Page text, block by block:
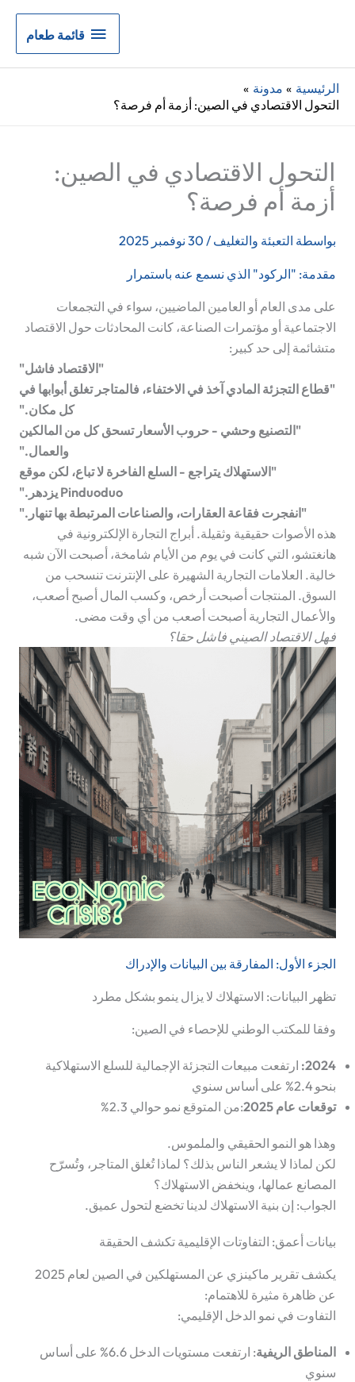
قائمة
طعام
قائمة طعام
الرئيسية
مدونة
التحول الاقتصادي في الصين: أزمة أم فرصة؟
التحول الاقتصادي في الصين:
أزمة أم فرصة؟
بواسطة التعبئة والتغليف / 30 نوفمبر 2025
مقدمة: "الركود" الذي نسمع عنه باستمرار
على مدى العام أو العامين الماضيين، سواء في التجمعات
الاجتماعية أو مؤتمرات الصناعة، كانت المحادثات حول الاقتصاد
متشائمة إلى حد كبير:
"الاقتصاد فاشل"
"قطاع التجزئة المادي آخذ في الاختفاء، فالمتاجر تغلق أبوابها في
كل مكان."
"التصنيع وحشي - حروب الأسعار تسحق كل من المالكين
والعمال."
"الاستهلاك يتراجع - السلع الفاخرة لا تباع، لكن موقع
Pinduoduo يزدهر."
"انفجرت فقاعة العقارات، والصناعات المرتبطة بها تنهار."
هذه الأصوات حقيقية وثقيلة. أبراج التجارة الإلكترونية في
هانغتشو، التي كانت في يوم من الأيام شامخة، أصبحت الآن شبه
خالية. العلامات التجارية الشهيرة على الإنترنت تنسحب من
السوق. المنتجات أصبحت أرخص، وكسب المال أصبح أصعب،
والأعمال التجارية أصبحت أصعب من أي وقت مضى.
فهل الاقتصاد الصيني فاشل حقا؟
الجزء الأول: المفارقة بين البيانات والإدراك
تظهر البيانات: الاستهلاك لا يزال ينمو بشكل مطرد
وفقا للمكتب الوطني للإحصاء في الصين:
2024
: ارتفعت مبيعات التجزئة الإجمالية للسلع الاستهلاكية
بنحو2.4%
على أساس سنوي
توقعات عام 2025
:من المتوقع نمو حوالي 2.3%
وهذا هو النمو الحقيقي والملموس.
لكن لماذا لا يشعر الناس بذلك؟ لماذا تُغلق المتاجر، وتُسرّح
المصانع عمالها، وينخفض الاستهلاك؟
الجواب: إن بنية الاستهلاك لدينا تخضع لتحول عميق.
بيانات أعمق: التفاوتات الإقليمية تكشف الحقيقة
يكشف تقرير ماكينزي عن المستهلكين في الصين لعام 2025
عن ظاهرة مثيرة للاهتمام:
التفاوت في نمو الدخل الإقليمي:
المناطق الريفية: ارتفعت مستويات الدخل 6.6%
على أساس
سنوي